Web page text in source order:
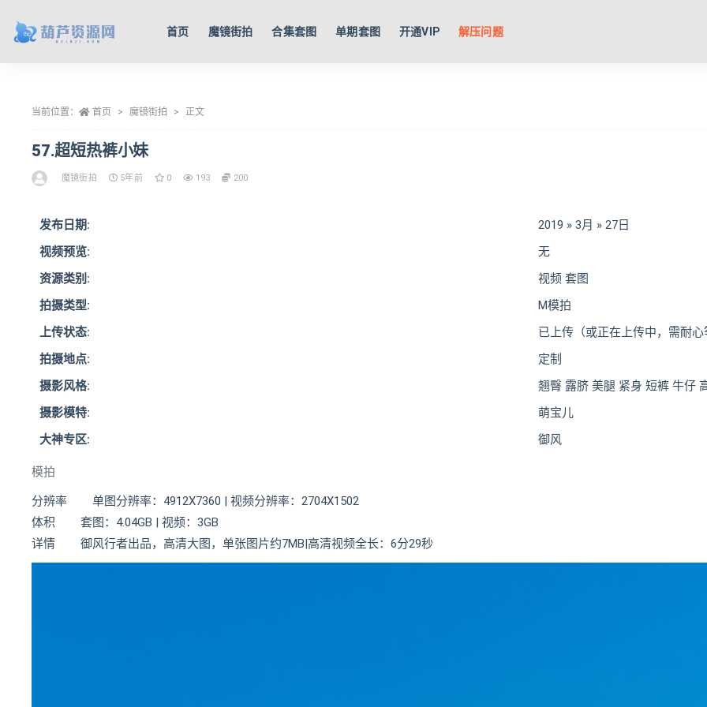
首页 魔镜街拍 合集套图 单期套图 开通VIP 解压问题
当前位置： 首页 魔镜街拍 正文
57.超短热裤小妹
魔镜街拍 5年前 0 193 200
模拍
发布日期:
2019 » 3月 » 27日
视频预览:
无
资源类别:
视频 套图
拍摄类型:
M模拍
上传状态:
已上传（或正在上传中，需耐
拍摄地点:
定制
摄影风格:
翘臀 露脐 美腿 紧身 短裤 牛仔
摄影模特:
萌宝儿
大神专区:
御风
分辨率 单图分辨率：4912X7360 | 视频分辨率：2704X1502
体积 套图：4.04GB | 视频：3GB
详情 御风行者出品，高清大图，单张图片约7MB|高清视频全长：6分29秒
全部